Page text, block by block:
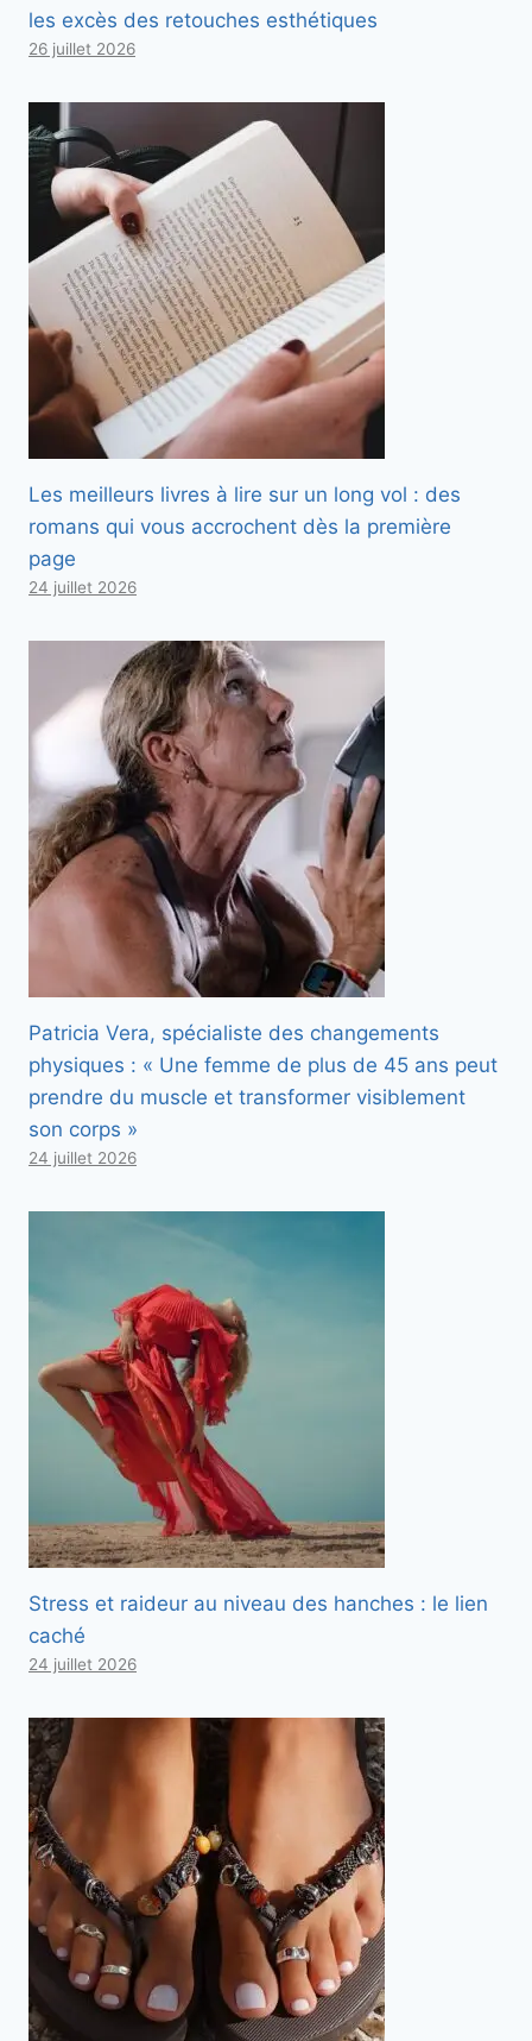
les excès des retouches esthétiques
26 juillet 2026
Les meilleurs livres à lire sur un long vol : des
romans qui vous accrochent dès la première
page
24 juillet 2026
Patricia Vera, spécialiste des changements
physiques : « Une femme de plus de 45 ans peut
prendre du muscle et transformer visiblement
son corps »
24 juillet 2026
Stress et raideur au niveau des hanches : le lien
caché
24 juillet 2026